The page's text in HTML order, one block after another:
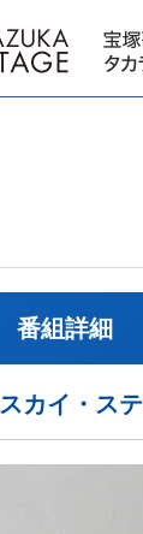
番組詳細
スカイ・ス